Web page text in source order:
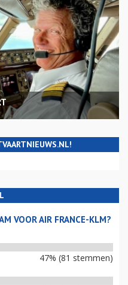
VOOR AIR FRANCE-KLM?
47% (81 stemmen)